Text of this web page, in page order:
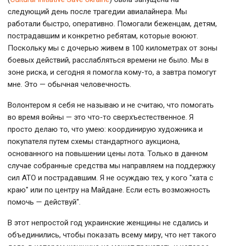
следующий день после трагедии авиалайнера. Мы
работали быстро, оперативно. Помогали беженцам, детям,
пострадавшим и конкретно ребятам, которые воюют.
Поскольку мы с дочерью живем в 100 километрах от зоны
боевых действий, расслабляться времени не было. Мы в
зоне риска, и сегодня я помогла кому-то, а завтра помогут
мне. Это — обычная человечность.
Волонтером я себя не называю и не считаю, что помогать
во время войны — это что-то сверхъестественное. Я
просто делаю то, что умею: координирую художника и
покупателя путем схемы стандартного аукциона,
основанного на повышении цены лота. Только в данном
случае собранные средства мы направляем на поддержку
сил АТО и пострадавшим. Я не осуждаю тех, у кого "хата с
краю" или по центру на Майдане. Если есть возможность
помочь — действуй".
В этот непростой год украинские женщины не сдались и
объединились, чтобы показать всему миру, что нет такого